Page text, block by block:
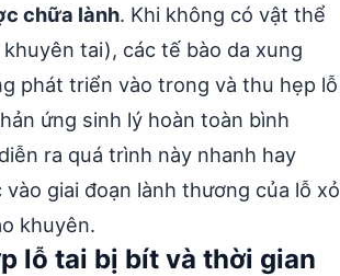
chữa lành. Khi không có vật thể
tai), các tế bào da xung
phát triển vào trong và thu hẹp lỗ
ứng sinh lý hoàn toàn bình
ra quá trình này nhanh hay
giai đoạn lành thương của lỗ xỏ
khuyên.
lỗ tai bị bít và thời gian